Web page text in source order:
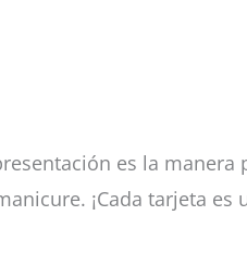
es la manera
¡Cada tarjeta es